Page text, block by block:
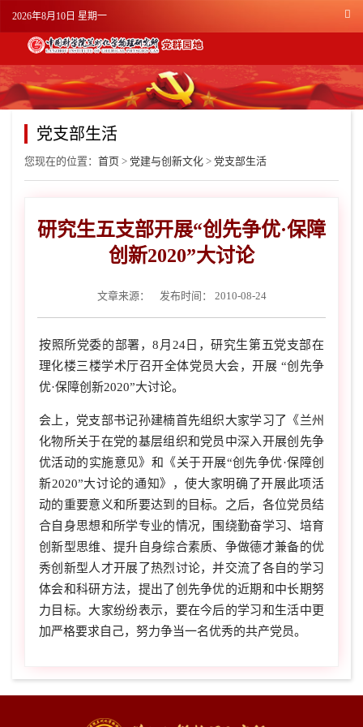
2026年8月10日 星期一
党支部生活
您现在的位置： 首页 > 党建与创新文化 > 党支部生活
研究生五支部开展“创先争优·保障
创新2020”大讨论
文章来源： 发布时间： 2010-08-24
按照所党委的部署，8月24日，研究生第五党支部在
理化楼三楼学术厅召开全体党员大会，开展 “创先争
优·保障创新2020”大讨论。
会上，党支部书记孙建楠首先组织大家学习了《兰州
化物所关于在党的基层组织和党员中深入开展创先争
优活动的实施意见》和《关于开展“创先争优·保障创
新2020”大讨论的通知》，使大家明确了开展此项活
动的重要意义和所要达到的目标。之后，各位党员结
合自身思想和所学专业的情况，围绕勤奋学习、培育
创新型思维、提升自身综合素质、争做德才兼备的优
秀创新型人才开展了热烈讨论，并交流了各自的学习
体会和科研方法，提出了创先争优的近期和中长期努
力目标。大家纷纷表示，要在今后的学习和生活中更
加严格要求自己，努力争当一名优秀的共产党员。